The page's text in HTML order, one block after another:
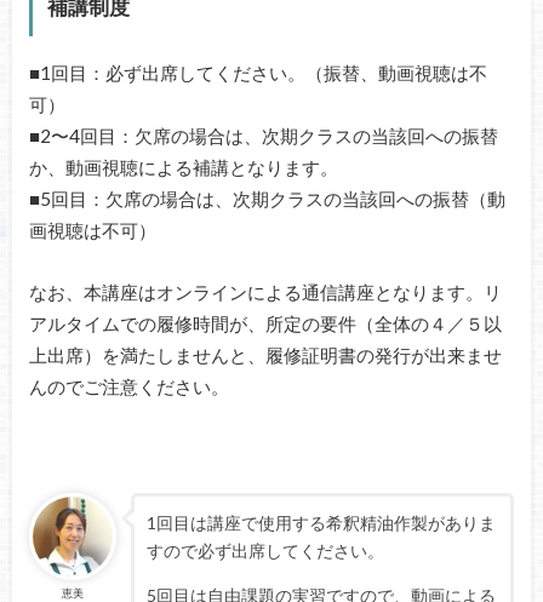
補講制度
■1回目：必ず出席してください。（振替、動画視聴は不
可）
■2〜4回目：欠席の場合は、次期クラスの当該回への振替
か、動画視聴による補講となります。
■5回目：欠席の場合は、次期クラスの当該回への振替（動
画視聴は不可）
なお、本講座はオンラインによる通信講座となります。リ
アルタイムでの履修時間が、所定の要件（全体の４／５以
上出席）を満たしませんと、履修証明書の発行が出来ませ
んのでご注意ください。
恵美
1回目は講座で使用する希釈精油作製がありま
すので必ず出席してください。
5回目は自由課題の実習ですので、動画による